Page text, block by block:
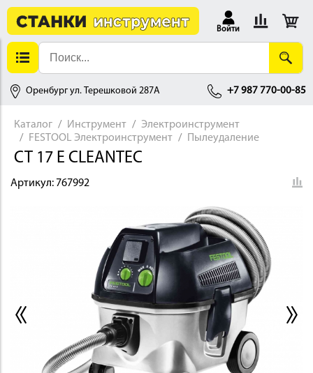
Войти
Оренбург ул. Терешковой 287А +7 987 770-00-85
ДЕРЕВООБРАБОТКА
Каталог Инструмент
Электроинструмент
FESTOOL Электроинструмент
Пылеудаление
CT 17 E CLEANTEC
Артикул: 767992